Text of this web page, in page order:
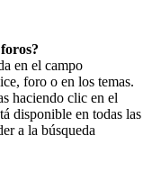
en el campo
foro o en los temas.
haciendo clic en el
disponible en todas las
a la búsqueda